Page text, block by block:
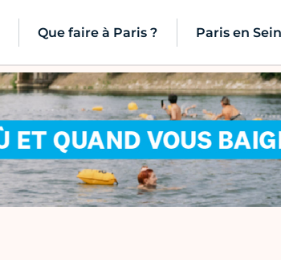
Que faire à Paris ? Paris en